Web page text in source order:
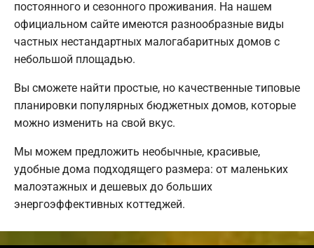
постоянного и сезонного проживания. На нашем
официальном сайте имеются разнообразные виды
частных нестандартных малогабаритных домов с
небольшой площадью.
Вы сможете найти простые, но качественные типовые
планировки популярных бюджетных домов, которые
можно изменить на свой вкус.
Мы можем предложить необычные, красивые,
удобные дома подходящего размера: от маленьких
малоэтажных и дешевых до больших
энергоэффективных коттеджей.